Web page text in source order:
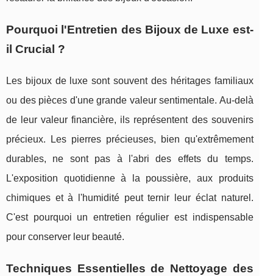
Pourquoi l'Entretien des Bijoux de Luxe est-
il Crucial ?
Les bijoux de luxe sont souvent des héritages familiaux
ou des pièces d'une grande valeur sentimentale. Au-delà
de leur valeur financière, ils représentent des souvenirs
précieux. Les pierres précieuses, bien qu'extrêmement
durables, ne sont pas à l'abri des effets du temps.
L'exposition quotidienne à la poussière, aux produits
chimiques et à l'humidité peut ternir leur éclat naturel.
C'est pourquoi un entretien régulier est indispensable
pour conserver leur beauté.
Techniques Essentielles de Nettoyage des